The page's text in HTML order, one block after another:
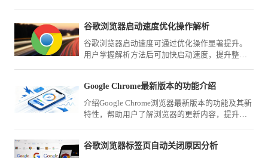
谷歌浏览器启动速度优化操作解析
谷歌浏览器启动速度可通过优化操作显著提升。
用户掌握解析方法后可加快启动速度，提升整体
Google Chrome最新版本的功能介绍
介绍Google Chrome浏览器最新版本的功能及其新
特性，帮助用户了解浏览器的更新内容，提升使
谷歌浏览器标签页自动关闭原因分析